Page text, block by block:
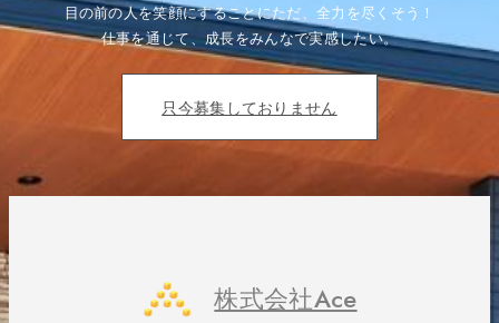
目の前の人を笑顔にすることにただ、全力を尽くそう！
仕事を通じて、成長をみんなで実感したい。
只今募集しておりません
株式会社Ace